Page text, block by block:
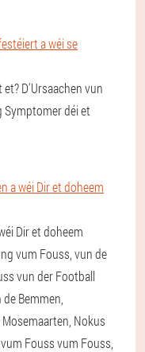
a wéi se
D'Ursaachen vun
Symptomer déi et
a wéi Dir et doheem
Dir et doheem
vum Fouss, vun de
vun der Football
Bemmen,
Nokus
Fouss vum Fouss,